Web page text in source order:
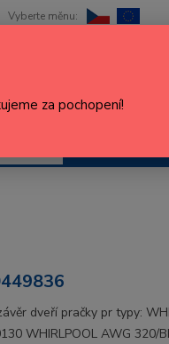
dveří pračky pr typy:
WHIRLPOOL AWG 320/
za pochopení!